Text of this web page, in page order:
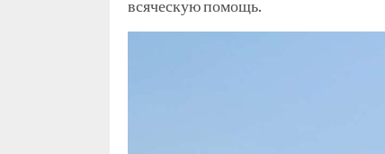
всяческую помощь.